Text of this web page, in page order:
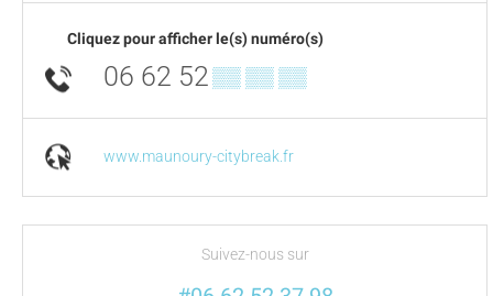
Cliquez pour afficher le(s) numéro(s)
06 62 52 ▒▒ ▒▒ ▒▒
www.maunoury-citybreak.fr
Suivez-nous sur